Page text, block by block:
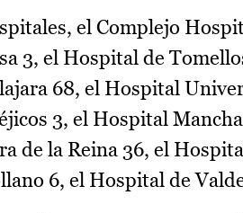
el Complejo
3, el Hospital de
68, el Hospital
3, el Hospital
de la Reina 36, el
6, el Hospital de